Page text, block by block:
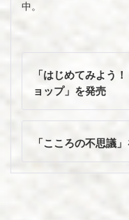
中。
投
ナ
ゲ
ョ
「はじめてみよう
ョップ」を発売
「こころの不思議